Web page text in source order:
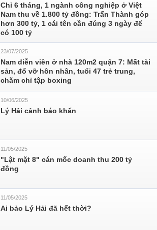
Chỉ 6 tháng, 1 ngành công nghiệp ở Việt
Nam thu về 1.800 tỷ đồng: Trấn Thành góp
hơn 300 tỷ, 1 cái tên cần đúng 3 ngày để
có 100 tỷ
23/07/2025
Nam diễn viên ở nhà 120m2 quận 7: Mất tài
sản, đổ vỡ hôn nhân, tuổi 47 trẻ trung,
chăm chỉ tập boxing
10/06/2025
Lý Hải cảnh báo khẩn
11/05/2025
"Lật mặt 8" cán mốc doanh thu 200 tỷ
đồng
11/05/2025
Ai bảo Lý Hải đã hết thời?